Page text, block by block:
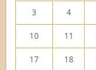
3 4
10 11
17 18